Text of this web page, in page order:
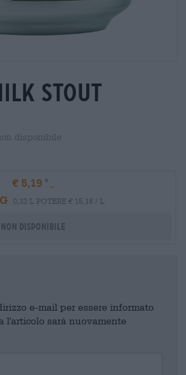
stout
disponibile
€ 5,19
0,33 L POTERE € 15,18 / L
Non disponibile
e-mail per essere informato
l'articolo sarà nuovamente